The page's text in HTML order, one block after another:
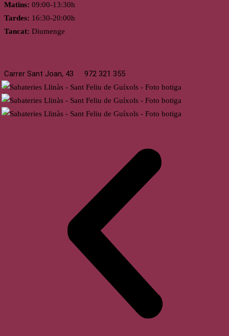
Matins: 09:00-13:30h
Tardes: 16:30-20:00h
Tancat: Diumenge
Carrer Sant Joan, 43 972 321 355